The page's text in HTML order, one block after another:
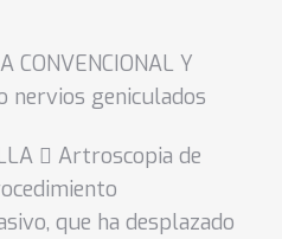
CONVENCIONAL Y
nervios geniculados
 Artroscopia de
que ha desplazado